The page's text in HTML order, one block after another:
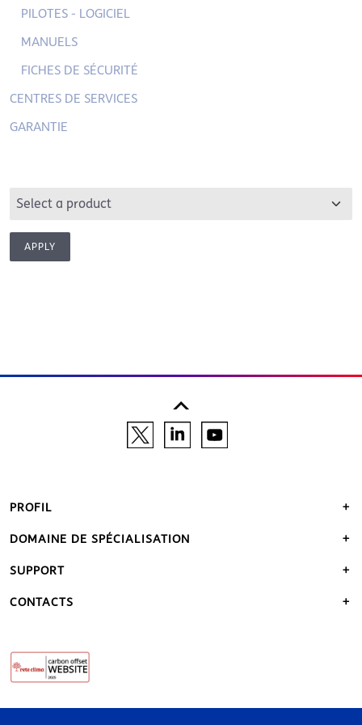
PILOTES - LOGICIEL
MANUELS
FICHES DE SÉCURITÉ
CENTRES DE SERVICES
GARANTIE
PROFIL
DOMAINE DE SPÉCIALISATION
SUPPORT
CONTACTS